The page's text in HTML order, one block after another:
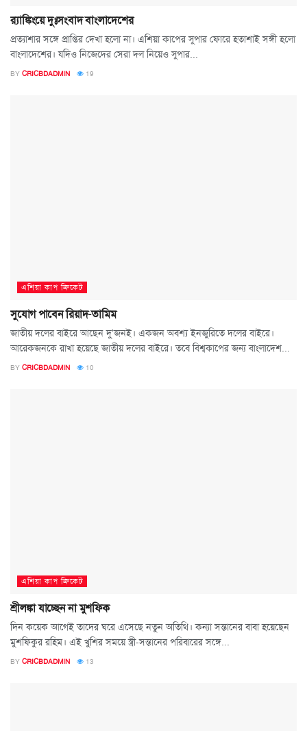
র‍্যাঙ্কিংয়ে দুঃসংবাদ বাংলাদেশের
প্রত্যাশার সঙ্গে প্রাপ্তির দেখা হলো না। এশিয়া কাপের সুপার ফোরে হতাশাই সঙ্গী হলো
বাংলাদেশের। যদিও নিজেদের সেরা দল নিয়েও সুপার...
BY CRICBDADMIN 19
এশিয়া কাপ ক্রিকেট
সুযোগ পাবেন রিয়াদ-তামিম
জাতীয় দলের বাইরে আছেন দু'জনই। একজন অবশ্য ইনজুরিতে দলের বাইরে।
আরেকজনকে রাখা হয়েছে জাতীয় দলের বাইরে। তবে বিশ্বকাপের জন্য বাংলাদেশ...
BY CRICBDADMIN 10
এশিয়া কাপ ক্রিকেট
শ্রীলঙ্কা যাচ্ছেন না মুশফিক
দিন কয়েক আগেই তাদের ঘরে এসেছে নতুন অতিথি। কন্যা সন্তানের বাবা হয়েছেন
মুশফিকুর রহিম। এই খুশির সময়ে স্ত্রী-সন্তানের পরিবারের সঙ্গে...
BY CRICBDADMIN 13